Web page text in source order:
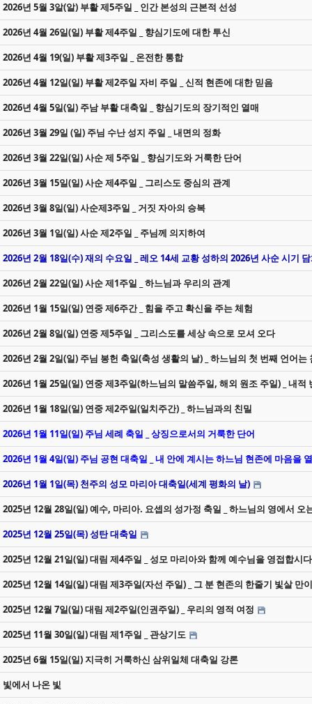
2026년 5월 3알(알) 부활 제5주일 _ 인간 본성의 근본적 선성
2026년 4월 26일(일) 부활 제4주일 _ 향심기도에 대한 투신
2026년 4월 19(일) 부활 제3주일 _ 온전한 통합
2026년 4월 12일(일) 부활 제2주일 자비 주일 _ 신적 현존에 대한 믿음
2026년 4월 5일(일) 주남 부활 대축일 _ 향심기도의 장기적인 열매
2026년 3월 29일 (일) 주님 수난 성지 주일 _ 내면의 정화
2026년 3월 22일(일) 사순 제 5주일 _ 향심기도와 거룩한 단어
2026년 3월 15일(일) 사순 제4주일 _ 그리스도 중심의 관계
2026년 3월 8일(일) 사순제3주일 _ 거짓 자아의 승복
2026년 3월 1일(일) 사순 제2주일 _ 주님께 의지하여
2026년 2월 18일(수) 재의 수요일 _ 레오 14세 교황 성하의 2026년 사순 시기
2026년 2월 22일(일) 사순 제1주일 _ 하느님과 우리의 관계
2026년 1월 15일(일) 연중 제6주간 _ 힘을 주고 확신을 주는 체험
2026년 2월 8일(일) 연중 제5주일 _ 그리스도를 세상 속으로 모셔 오다
2026년 2월 2일(일) 주님 봉헌 축일(축성 생활의 날) _ 하느님의 첫 번째 언어는
2026년 1월 25일(일) 연중 제3주일(하느님의 말씀주일, 해외 원조 주일) _ 내적
2026년 1월 18일(일) 연중 제2주일(일치주간) _ 하느님과의 친밀
2026년 1월 11일(일) 주님 세례 축일 _ 상징으로서의 거룩한 단어
2026년 1월 4일(일) 주님 공현 대축일 _ 내 안에 계시는 하느님 현존에 마음을
2026년 1월 1일(목) 천주의 성모 마리아 대축일(세계 평화의 날)
2025년 12월 28일(일) 예수, 마리아. 요셉의 성가정 축일 _ 하느님의 영에서 오
2025년 12월 25일(목) 성탄 대축일
2025년 12월 21일(일) 대림 제4주일 _ 성모 마리아와 함께 예수님을 영접합시
2025년 12월 14일(일) 대림 제3주일(자선 주일) _ 그 분 현존의 한줄기 빛살 만이
2025년 12월 7일(일) 대림 제2주일(인권주일) _ 우리의 영적 여정
2025년 11월 30일(일) 대림 제1주일 _ 관상기도
2025년 6월 15일(일) 지극히 거룩하신 삼위일체 대축일 강론
빛에서 나온 빛